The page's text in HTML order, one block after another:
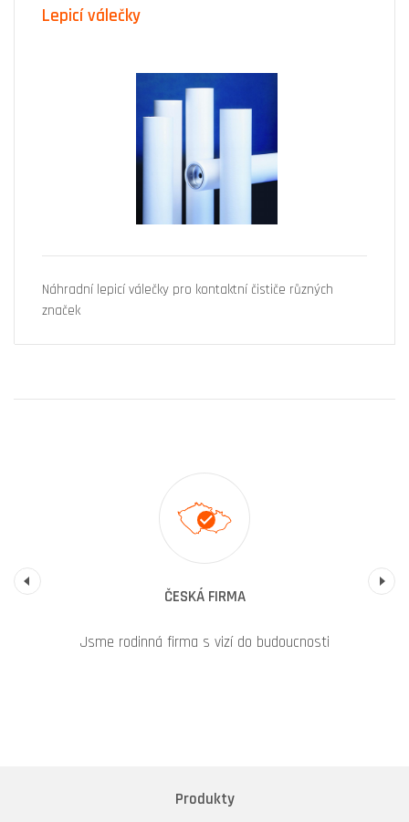
Lepicí válečky
Náhradní lepicí válečky pro kontaktní čističe různých
značek
ČESKÁ FIRMA
Jsme rodinná firma s vizí do budoucnosti
Produkty